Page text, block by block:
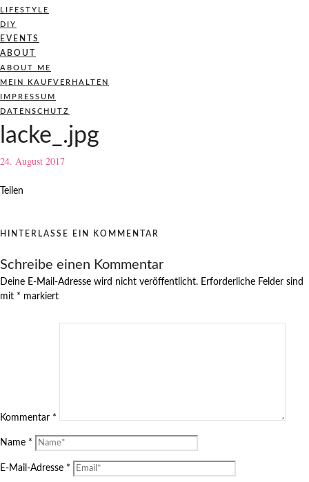
LIFESTYLE
DIY
EVENTS
ABOUT
ABOUT ME
MEIN KAUFVERHALTEN
IMPRESSUM
DATENSCHUTZ
lacke_.jpg
24. August 2017
Teilen
HINTERLASSE EIN KOMMENTAR
Schreibe einen Kommentar
Deine E-Mail-Adresse wird nicht veröffentlicht. Erforderliche Felder sind
mit * markiert
Kommentar *
Name *
E-Mail-Adresse *